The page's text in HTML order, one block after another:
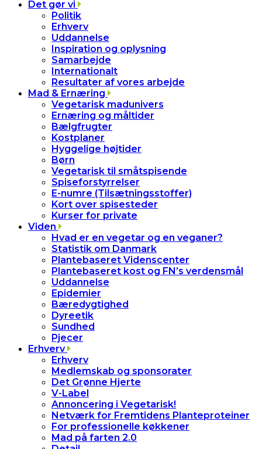
Det gør vi
Politik
Erhverv
Uddannelse
Inspiration og oplysning
Samarbejde
Internationalt
Resultater af vores arbejde
Mad & Ernæring
Vegetarisk madunivers
Ernæring og måltider
Bælgfrugter
Kostplaner
Hyggelige højtider
Børn
Vegetarisk til småtspisende
Spiseforstyrrelser
E-numre (Tilsætningsstoffer)
Kort over spisesteder
Kurser for private
Viden
Hvad er en vegetar og en veganer?
Statistik om Danmark
Plantebaseret Videnscenter
Plantebaseret kost og FN’s verdensmål
Uddannelse
Epidemier
Bæredygtighed
Dyreetik
Sundhed
Pjecer
Erhverv
Erhverv
Medlemskab og sponsorater
Det Grønne Hjerte
V-Label
Annoncering i Vegetarisk!
Netværk for Fremtidens Planteproteiner
For professionelle køkkener
Mad på farten 2.0